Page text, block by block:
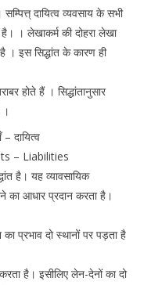
दायित्व व्यवसाय के सभी
। लेखाकर्म की दोहरा लेखा
। इस सिद्धांत के कारण ही
होते हैं । सिद्धांतानुसार
।
– दायित्व
– Liabilities
है। यह व्यावसायिक
आधार प्रदान करता है।
प्रभाव दो स्थानों पर पड़ता है
है। इसीलिए लेन-देनों का दो